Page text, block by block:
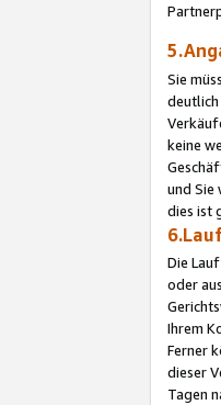
Sie
deutlich
keine
und Sie
dies ist
Die
oder
Ihrem
Ferner
dieser
Tagen